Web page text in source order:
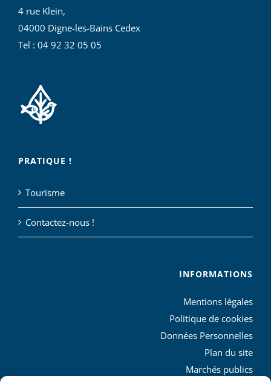
4 rue Klein,
04000 Digne-les-Bains Cedex
Tel : 04 92 32 05 05
PRATIQUE !
Tourisme
Contactez-nous !
INFORMATIONS
Mentions légales
Politique de cookies
Données Personnelles
Plan du site
Marchés publics